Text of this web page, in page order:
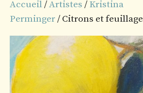
Accueil/Artistes / Kristina
Perminger/ Citrons et feuillage